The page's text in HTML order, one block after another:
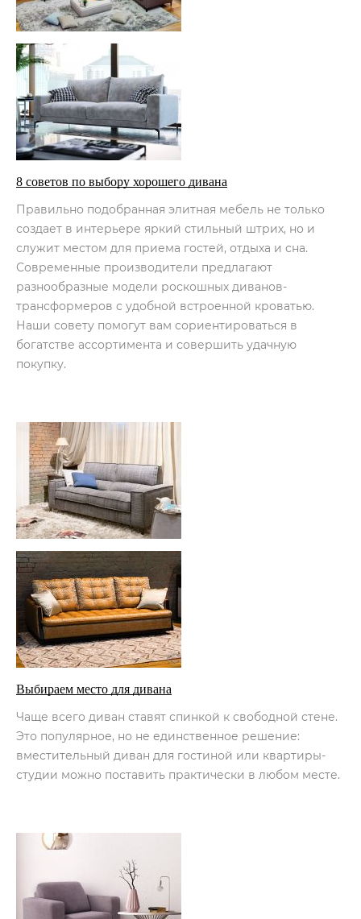
8 советов по выбору хорошего дивана
Правильно подобранная элитная мебель не только
создает в интерьере яркий стильный штрих, но и
служит местом для приема гостей, отдыха и сна.
Современные производители предлагают
разнообразные модели роскошных диванов-
трансформеров с удобной встроенной кроватью.
Наши совету помогут вам сориентироваться в
богатстве ассортимента и совершить удачную
покупку.
Выбираем место для дивана
Чаще всего диван ставят спинкой к свободной стене.
Это популярное, но не единственное решение:
вместительный диван для гостиной или квартиры-
студии можно поставить практически в любом месте.